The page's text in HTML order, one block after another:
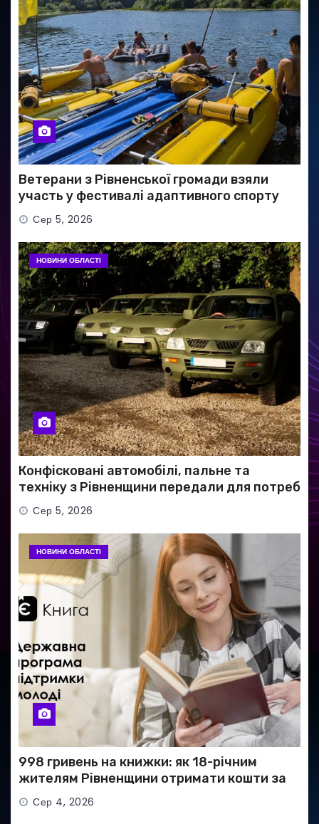
Ветерани з Рівненської громади взяли
участь у фестивалі адаптивного спорту
Сер 5, 2026
НОВИНИ ОБЛАСТІ
Конфісковані автомобілі, пальне та
техніку з Рівненщини передали для потреб
ЗСУСер 5, 2026
НОВИНИ ОБЛАСТІ
998 гривень на книжки: як 18-річним
жителям Рівненщини отримати кошти за
програмою «єКнига»
Сер 4, 2026